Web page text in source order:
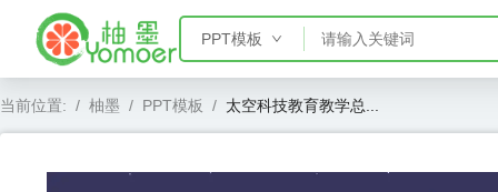
PPT模板
当前位置: / 柚墨 / PPT模板 / 太空科技教育教学总...